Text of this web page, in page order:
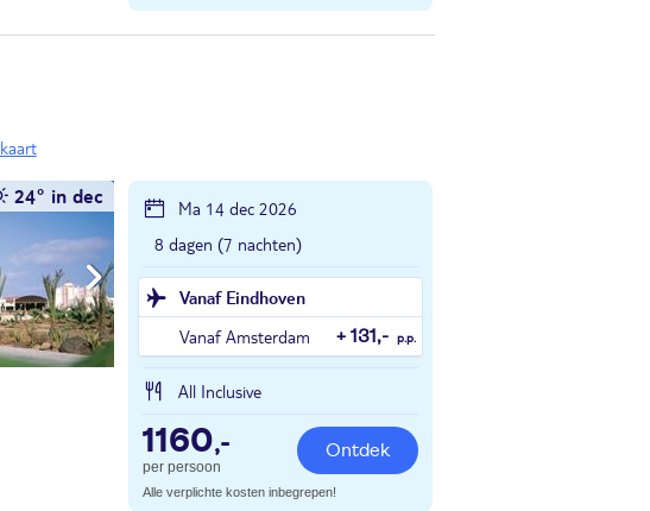
kaart
24° in dec
Ma 14 dec 2026
8 dagen (7 nachten)
Vanaf Eindhoven
Vanaf Amsterdam
+ 131,- p.p.
All Inclusive
1160,-
per persoon
Ontdek
Alle verplichte kosten inbegrepen!